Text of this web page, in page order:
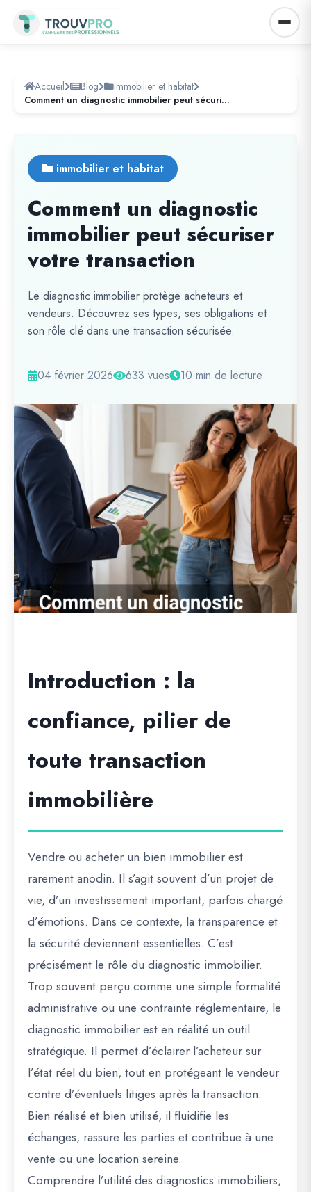
Accueil Blog immobilier et habitat
Comment un diagnostic immobilier peut sécuriser votre transaction
immobilier et habitat
Comment un diagnostic
immobilier peut sécuriser
votre transaction
Le diagnostic immobilier protège acheteurs et
vendeurs. Découvrez ses types, ses obligations et
son rôle clé dans une transaction sécurisée.
04 février 2026 633 vues 10 min de lecture
Introduction : la
confiance, pilier de
toute transaction
immobilière
Vendre ou acheter un bien immobilier est
rarement anodin. Il s’agit souvent d’un projet de
vie, d’un investissement important, parfois chargé
d’émotions. Dans ce contexte, la transparence et
la sécurité deviennent essentielles. C’est
précisément le rôle du diagnostic immobilier.
Trop souvent perçu comme une simple formalité
administrative ou une contrainte réglementaire, le
diagnostic immobilier est en réalité un outil
stratégique. Il permet d’éclairer l’acheteur sur
l’état réel du bien, tout en protégeant le vendeur
contre d’éventuels litiges après la transaction.
Bien réalisé et bien utilisé, il fluidifie les
échanges, rassure les parties et contribue à une
vente ou une location sereine.
Comprendre l’utilité des diagnostics immobiliers,